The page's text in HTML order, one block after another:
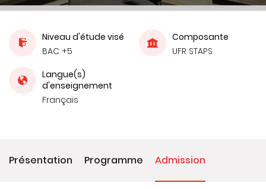
Niveau d'étude visé
BAC +5
Composante
UFR STAPS
Langue(s)
d'enseignement
Français
Présentation Programme Admission